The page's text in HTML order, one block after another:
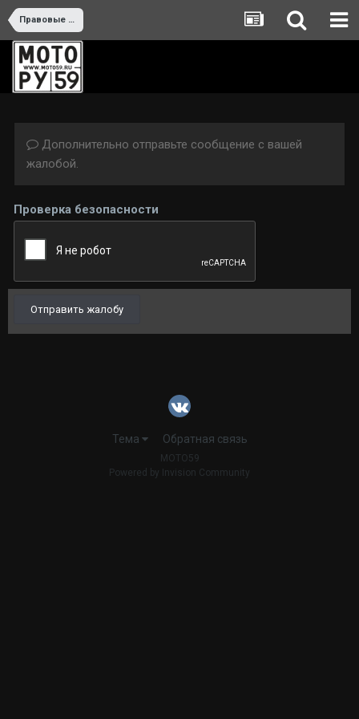
Правовые вопросы
Дополнительно отправьте сообщение с вашей
жалобой.
Проверка безопасности
Отправить жалобу
Тема Обратная связь
MOTO59
Powered by Invision Community